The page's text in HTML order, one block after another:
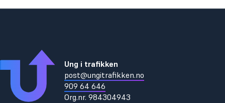
Ung i trafikken
post@ungitrafikken.no
909 64 646
Org.nr.984304943